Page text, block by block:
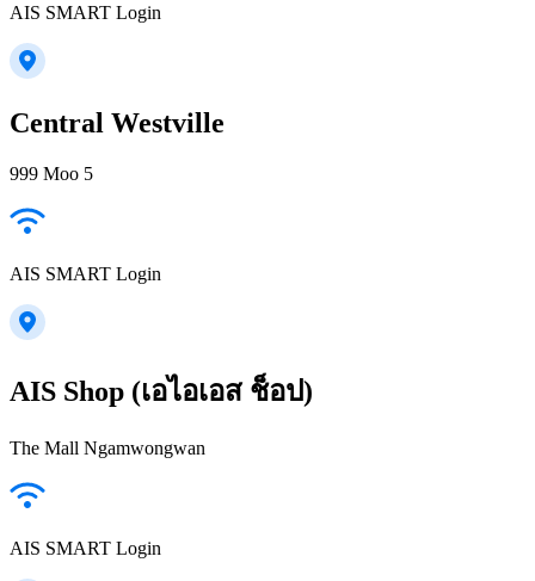
AIS SMART Login
Central Westville
999 Moo 5
AIS SMART Login
AIS Shop (เอไอเอส ช็อป)
The Mall Ngamwongwan
AIS SMART Login